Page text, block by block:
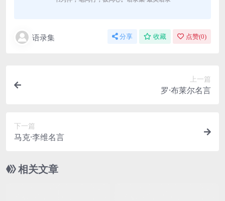
语录集 分享 收藏 点赞(0)
上一篇
罗·布莱尔名言
下一篇
马克·李维名言
相关文章